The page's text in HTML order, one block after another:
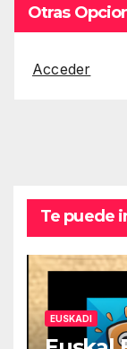
Otras
Acceder
Te puede
EUSKADI